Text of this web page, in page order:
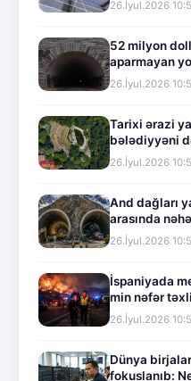
26.İyul.2026
52 milyon
aparmayan
26.İyul.2026
Tarixi ərazi
bələdiyyəni
26.İyul.2026
And dağları
arasında
26.İyul.2026
İspaniyada
min nəfər
26.İyul.2026
Dünya
fokuslanıb: